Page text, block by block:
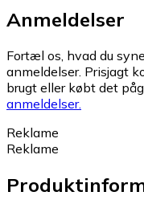
Anmeldelser
Fortæl os, hvad du
anmeldelser. Prisjagt
brugt eller købt det
anmeldelser.
Reklame
Reklame